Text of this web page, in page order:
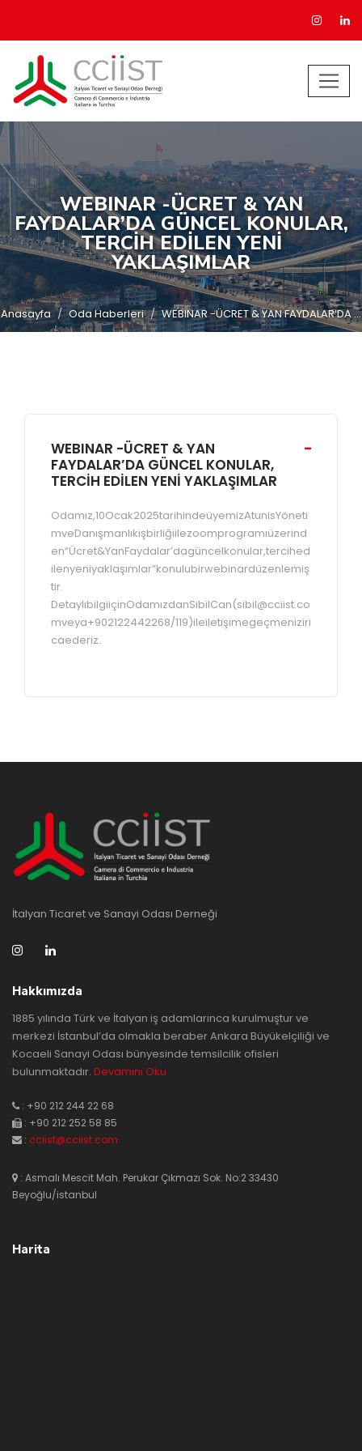
WEBINAR -ÜCRET & YAN
FAYDALAR’DA GÜNCEL KONULAR,
TERCİH EDİLEN YENİ
YAKLAŞIMLAR
Anasayfa Oda Haberleri WEBINAR -ÜCRET & YAN FAYDALAR’DA ...
WEBINAR -ÜCRET & YAN
FAYDALAR’DA GÜNCEL KONULAR,
TERCİH EDİLEN YENİ YAKLAŞIMLAR
Odamız,10Ocak2025tarihindeüyemizAtunisYöneti
mveDanışmanlıkişbirliğiilezoomprogramıüzerind
en“Ücret&YanFaydalar’dagüncelkonular,tercihed
ilenyeniyaklaşımlar”konulubirwebinardüzenlemiş
tir.
DetaylıbilgiiçinOdamızdanSibilCan(sibil@cciist.co
mveya+902122442268/119)ileiletişimegeçmeniziri
caederiz.
İtalyan Ticaret ve Sanayi Odası Derneği
Hakkımızda
1885 yılında Türk ve İtalyan iş adamlarınca kurulmuştur ve
merkezi İstanbul’da olmakla beraber Ankara Büyükelçiliği ve
Kocaeli Sanayi Odası bünyesinde temsilcilik ofisleri
bulunmaktadır. Devamını Oku
: +90 212 244 22 68
: +90 212 252 58 85
: cciist@cciist.com
: Asmalı Mescit Mah. Perukar Çıkmazı Sok. No:2 33430
Beyoğlu/istanbul
Harita